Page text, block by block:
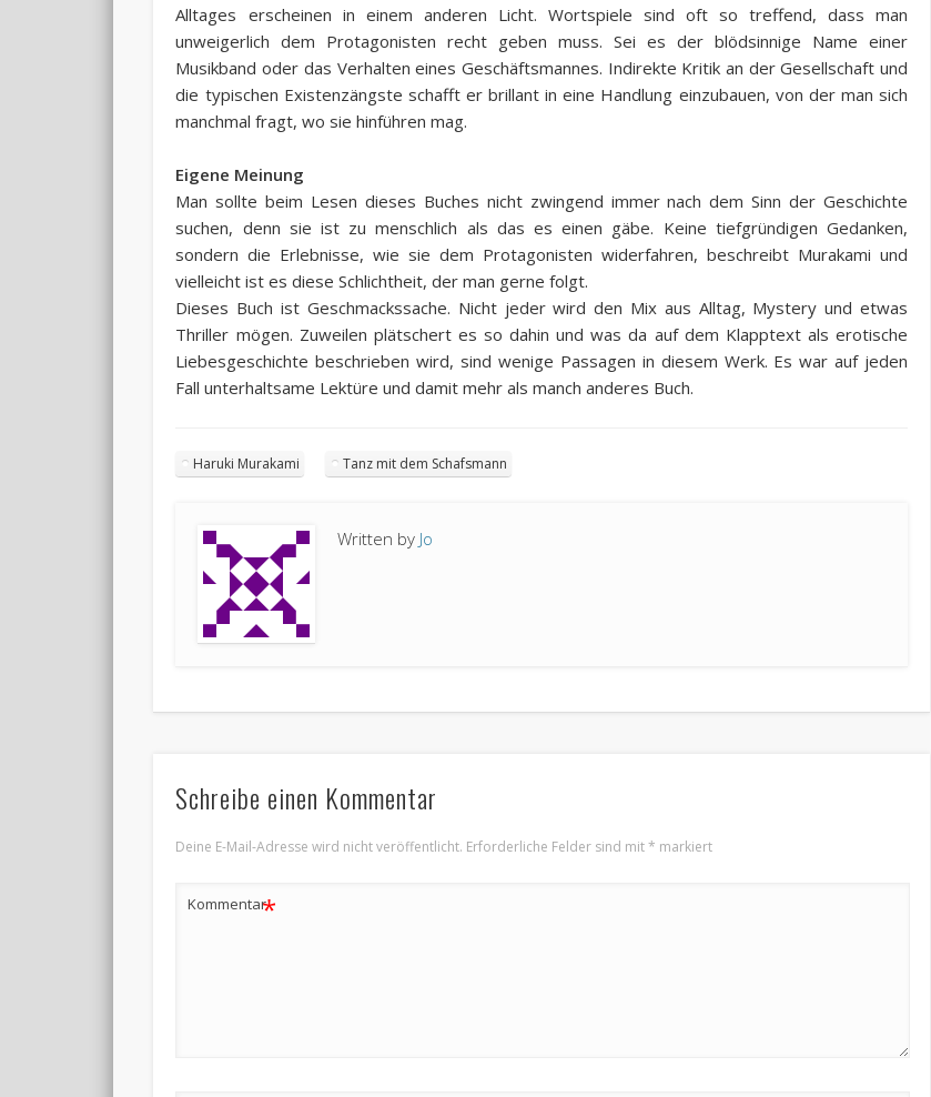
Alltages erscheinen in einem anderen Licht. Wortspiele sind oft so treffend, dass man
unweigerlich dem Protagonisten recht geben muss. Sei es der blödsinnige Name einer
Musikband oder das Verhalten eines Geschäftsmannes. Indirekte Kritik an der Gesellschaft und
die typischen Existenzängste schafft er brillant in eine Handlung einzubauen, von der man sich
manchmal fragt, wo sie hinführen mag.
Eigene Meinung
Man sollte beim Lesen dieses Buches nicht zwingend immer nach dem Sinn der Geschichte
suchen, denn sie ist zu menschlich als das es einen gäbe. Keine tiefgründigen Gedanken,
sondern die Erlebnisse, wie sie dem Protagonisten widerfahren, beschreibt Murakami und
vielleicht ist es diese Schlichtheit, der man gerne folgt.
Dieses Buch ist Geschmackssache. Nicht jeder wird den Mix aus Alltag, Mystery und etwas
Thriller mögen. Zuweilen plätschert es so dahin und was da auf dem Klapptext als erotische
Liebesgeschichte beschrieben wird, sind wenige Passagen in diesem Werk. Es war auf jeden
Fall unterhaltsame Lektüre und damit mehr als manch anderes Buch.
Haruki Murakami Tanz mit dem Schafsmann
Written by Jo
Schreibe einen Kommentar
Deine E-Mail-Adresse wird nicht veröffentlicht. Erforderliche Felder sind mit* markiert
Kommentar*